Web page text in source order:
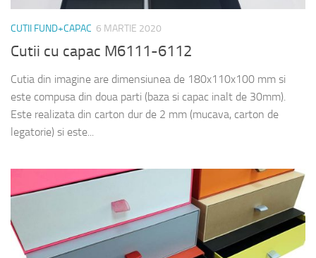
CUTII FUND+CAPAC 6 MARTIE 2020
Cutii cu capac M6111-6112
Cutia din imagine are dimensiunea de 180x110x100 mm si
este compusa din doua parti (baza si capac inalt de 30mm).
Este realizata din carton dur de 2 mm (mucava, carton de
legatorie) si este...